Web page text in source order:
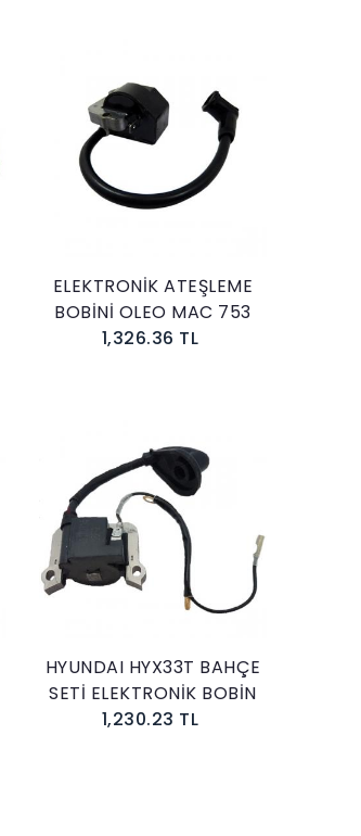
ELEKTRONİK ATEŞLEME
BOBİNİ OLEO MAC 753
1,326.36 TL
Sepete Ekle
HYUNDAI HYX33T BAHÇE
SETİ ELEKTRONİK BOBİN
1,230.23 TL